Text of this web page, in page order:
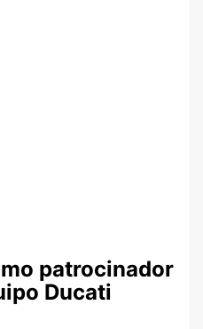
patrocinador
Ducati